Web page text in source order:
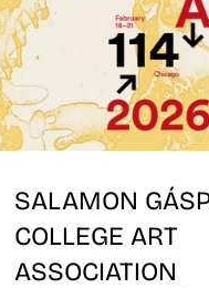
SALAMON
COLLEGE ART
ASSOCIATION